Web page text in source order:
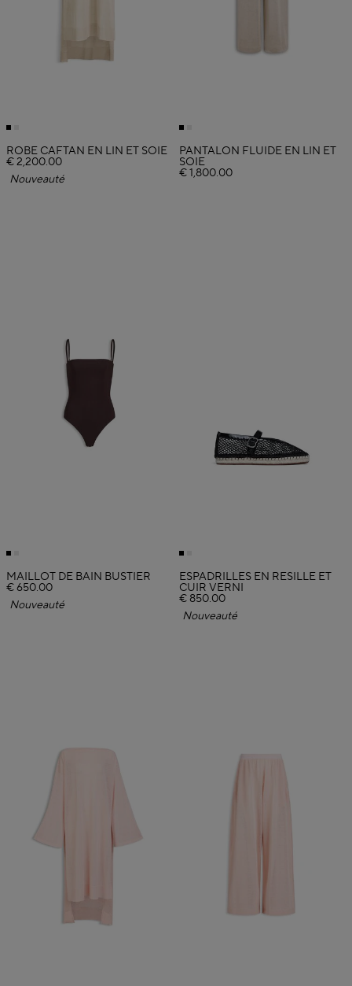
ROBE CAFTAN EN LIN ET SOIE
€ 2,200.00
Nouveauté
PANTALON FLUIDE EN LIN ET
SOIE
€ 1,800.00
MAILLOT DE BAIN BUSTIER
€ 650.00
Nouveauté
ESPADRILLES EN RÉSILLE ET
CUIR VERNI
€ 850.00
Nouveauté